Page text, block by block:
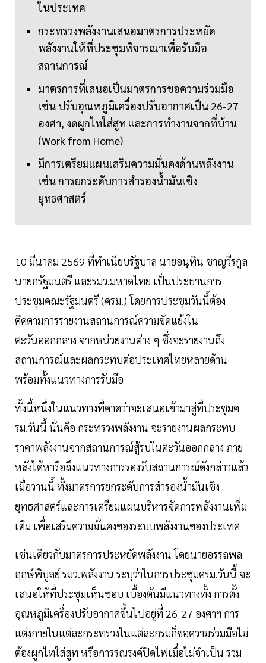
ในประเทศ
กระทรวงพลังงานเสนอมาตรการประหยัด
พลังงานให้ที่ประชุมพิจารณาเพื่อรับมือ
สถานการณ์
มาตรการที่เสนอเป็นมาตรการขอความร่วมมือ
เช่น ปรับอุณหภูมิเครื่องปรับอากาศเป็น 26-27
องศา, งดผูกไทใส่สูท และการทำงานจากที่บ้าน
(Work from Home)
มีการเตรียมแผนเสริมความมั่นคงด้านพลังงาน
เช่น การยกระดับการสำรองน้ำมันเชิง
ยุทธศาสตร์
10 มีนาคม 2569 ที่ทำเนียบรัฐบาล นายอนุทิน ชาญวีรกูล
นายกรัฐมนตรี และรมว.มหาดไทย เป็นประธานการ
ประชุมคณะรัฐมนตรี (ครม.) โดยการประชุมวันนี้ต้อง
ติดตามการรายงานสถานการณ์ความขัดแย้งใน
ตะวันออกกลาง จากหน่วยงานต่าง ๆ ซึ่งจะรายงานถึง
สถานการณ์และผลกระทบต่อประเทศไทยหลายด้าน
พร้อมทั้งแนวทางการรับมือ
ทั้งนี้หนึ่งในแนวทางที่คาดว่าจะเสนอเข้ามาสู่ที่ประชุมค
รม.วันนี้ นั่นคือ กระทรวงพลังงาน จะรายงานผลกระทบ
ราคาพลังงานจากสถานการณ์สู้รบในตะวันออกกลาง ภาย
หลังได้หารือถึงแนวทางการรองรับสถานการณ์ดังกล่าวแล้ว
เมื่อวานนี้ ทั้งมาตรการยกระดับการสำรองน้ำมันเชิง
ยุทธศาสตร์และการเตรียมแผนบริหารจัดการพลังงานเพิ่ม
เติม เพื่อเสริมความมั่นคงของระบบพลังงานของประเทศ
เช่นเดียวกับมาตรการประหยัดพลังงาน โดยนายอรรถพล
ฤกษ์พิบูลย์ รมว.พลังงาน ระบุว่าในการประชุมครม.วันนี้ จะ
เสนอให้ที่ประชุมเห็นชอบ เบื้องต้นมีแนวทางทั้ง การตั้ง
อุณหภูมิเครื่องปรับอากาศขึ้นไปอยู่ที่ 26-27 องศาฯ การ
แต่งกายในแต่ละกระทรวงในแต่ละกรมก็ขอความร่วมมือไม่
ต้องผูกไทใส่สูท หรือการรณรงค์ปิดไฟเมื่อไม่จำเป็น รวม